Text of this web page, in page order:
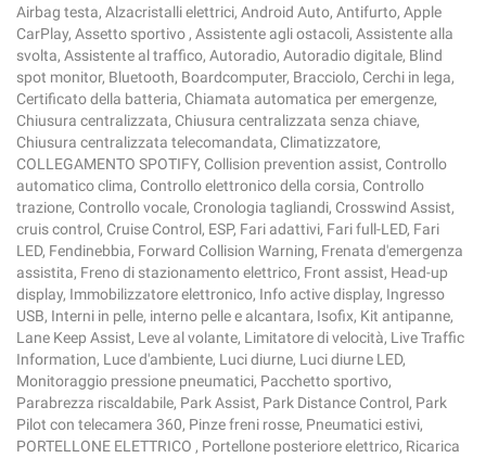
Airbag testa, Alzacristalli elettrici, Android Auto, Antifurto, Apple
CarPlay, Assetto sportivo , Assistente agli ostacoli, Assistente alla
svolta, Assistente al traffico, Autoradio, Autoradio digitale, Blind
spot monitor, Bluetooth, Boardcomputer, Bracciolo, Cerchi in lega,
Certificato della batteria, Chiamata automatica per emergenze,
Chiusura centralizzata, Chiusura centralizzata senza chiave,
Chiusura centralizzata telecomandata, Climatizzatore,
COLLEGAMENTO SPOTIFY, Collision prevention assist, Controllo
automatico clima, Controllo elettronico della corsia, Controllo
trazione, Controllo vocale, Cronologia tagliandi, Crosswind Assist,
cruis control, Cruise Control, ESP, Fari adattivi, Fari full-LED, Fari
LED, Fendinebbia, Forward Collision Warning, Frenata d'emergenza
assistita, Freno di stazionamento elettrico, Front assist, Head-up
display, Immobilizzatore elettronico, Info active display, Ingresso
USB, Interni in pelle, interno pelle e alcantara, Isofix, Kit antipanne,
Lane Keep Assist, Leve al volante, Limitatore di velocità, Live Traffic
Information, Luce d'ambiente, Luci diurne, Luci diurne LED,
Monitoraggio pressione pneumatici, Pacchetto sportivo,
Parabrezza riscaldabile, Park Assist, Park Distance Control, Park
Pilot con telecamera 360, Pinze freni rosse, Pneumatici estivi,
PORTELLONE ELETTRICO , Portellone posteriore elettrico, Ricarica